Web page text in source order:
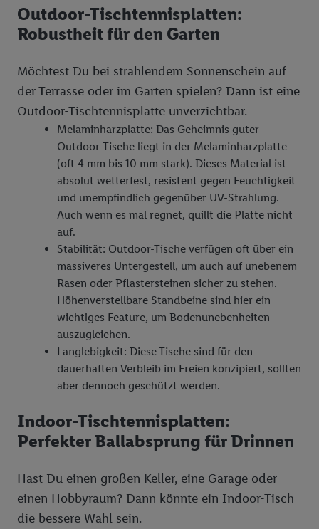
Outdoor-Tischtennisplatten:
Robustheit für den Garten
Möchtest Du bei strahlendem Sonnenschein auf
der Terrasse oder im Garten spielen? Dann ist eine
Outdoor-Tischtennisplatte unverzichtbar.
Melaminharzplatte: Das Geheimnis guter
Outdoor-Tische liegt in der Melaminharzplatte
(oft 4 mm bis 10 mm stark). Dieses Material ist
absolut wetterfest, resistent gegen Feuchtigkeit
und unempfindlich gegenüber UV-Strahlung.
Auch wenn es mal regnet, quillt die Platte nicht
auf.
Stabilität: Outdoor-Tische verfügen oft über ein
massiveres Untergestell, um auch auf unebenem
Rasen oder Pflastersteinen sicher zu stehen.
Höhenverstellbare Standbeine sind hier ein
wichtiges Feature, um Bodenunebenheiten
auszugleichen.
Langlebigkeit: Diese Tische sind für den
dauerhaften Verbleib im Freien konzipiert, sollten
aber dennoch geschützt werden.
Indoor-Tischtennisplatten:
Perfekter Ballabsprung für Drinnen
Hast Du einen großen Keller, eine Garage oder
einen Hobbyraum? Dann könnte ein Indoor-Tisch
die bessere Wahl sein.